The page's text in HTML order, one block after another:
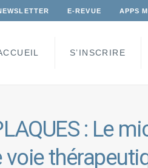
E-REVUE APPS
S’INSCRIRE
: Le
voie